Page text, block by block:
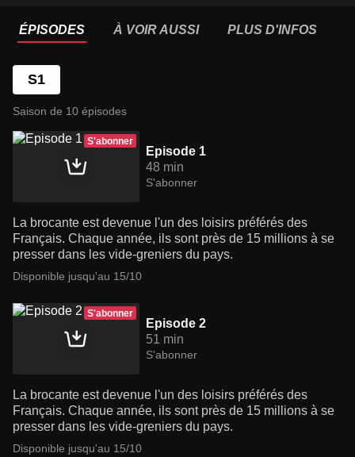
ÉPISODES À VOIR AUSSI PLUS D'INFOS
S1
Saison de 10 épisodes
S'abonner
Episode 1
48 min
S'abonner
La brocante est devenue l'un des loisirs préférés des
Français. Chaque année, ils sont près de 15 millions à se
presser dans les vide-greniers du pays.
Disponible jusqu'au 15/10
S'abonner
Episode 2
51 min
S'abonner
La brocante est devenue l'un des loisirs préférés des
Français. Chaque année, ils sont près de 15 millions à se
presser dans les vide-greniers du pays.
Disponible jusqu'au 15/10